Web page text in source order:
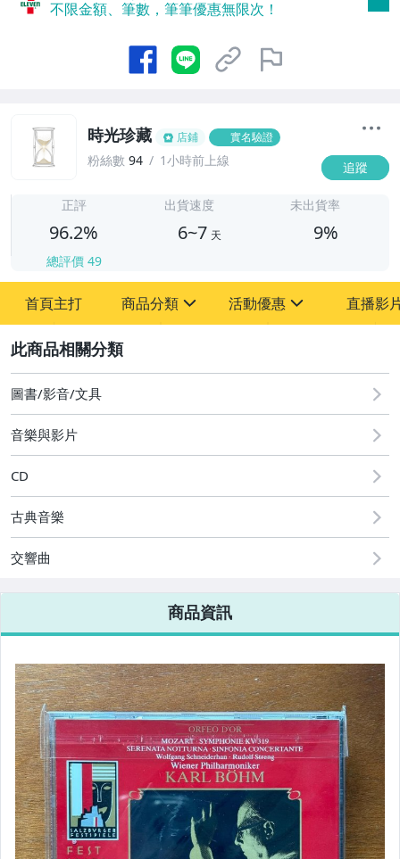
不限金額、筆數，筆筆優惠無限次！
時光珍藏 店鋪 實名驗證
粉絲數 94 1小時前上線 追蹤
正評
96.2%
總評價 49
出貨速度
6~7 天
未出貨率
9%
首頁主打 商品分類
其它
活動優惠
[全店] 粉絲專享
[全店] 週年慶
直播影
圖書/影音/文具
音樂與影片
CD
古典音樂
交響曲
商品資訊